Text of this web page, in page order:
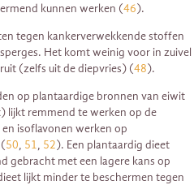
kunnen werken (46).
tegen kankerverwekkende stoffen
Het komt weinig voor in zuivel
(zelfs uit de diepvries) (48).
op plantaardige bronnen van eiwit
lijkt remmend te werken op de
isoflavonen werken op
50, 51, 52). Een plantaardig dieet
gebracht met een lagere kans op
lijkt minder te beschermen tegen